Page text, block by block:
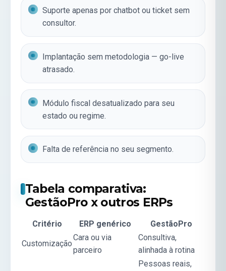
Suporte apenas por chatbot ou ticket sem
consultor.
Implantação sem metodologia — go-live
atrasado.
Módulo fiscal desatualizado para seu
estado ou regime.
Falta de referência no seu segmento.
Tabela comparativa:
GestãoPro x outros ERPs
Critério ERP genérico GestãoPro
Customização
Cara ou via
parceiro
Consultiva,
alinhada à rotina
Pessoas reais,